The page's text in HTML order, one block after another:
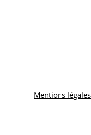
Mentions légales